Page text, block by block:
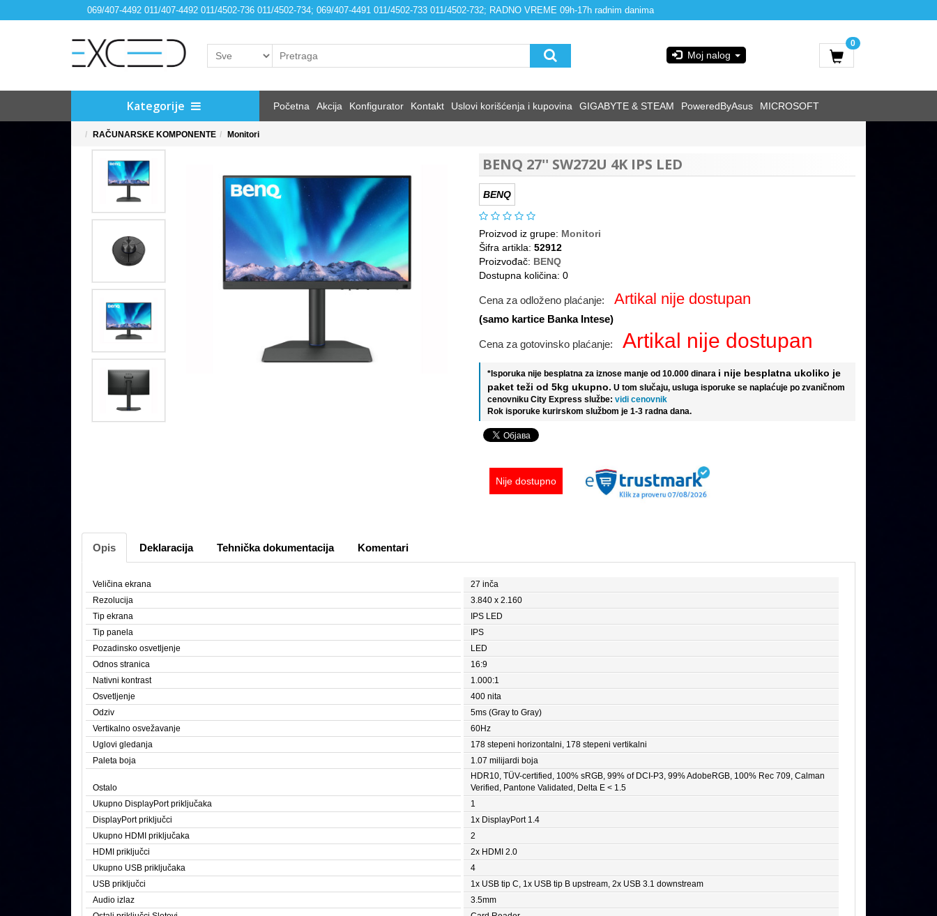
069/407-4492 011/407-4492 011/4502-736 011/4502-734; 069/407-4491 011/4502-733 011/4502-732; RADNO VREME 09h-17h radnim danima
Moj nalog
0
Kategorije Početna Akcija Konfigurator Kontakt Uslovi korišćenja i kupovina GIGABYTE & STEAM PoweredByAsus MICROSOFT
RAČUNARSKE KOMPONENTE Monitori
BENQ 27'' SW272U 4K IPS LED
BENQ
Proizvod iz grupe: Monitori
Šifra artikla: 52912
Proizvođač: BENQ
Dostupna količina: 0
Cena za odloženo plaćanje: Artikal nije dostupan
(samo kartice Banka Intese)
Cena za gotovinsko plaćanje: Artikal nije dostupan
*Isporuka nije besplatna za iznose manje od 10.000 dinara i nije besplatna ukoliko je
paket teži od 5kg ukupno. U tom slučaju, usluga isporuke se naplaćuje po zvaničnom
cenovniku City Express službe: vidi cenovnik
Rok isporuke kurirskom službom je 1-3 radna dana.
Nije dostupno
Opis Deklaracija Tehnička dokumentacija Komentari
Veličina ekrana
27 inča
Rezolucija
3.840 x 2.160
Tip ekrana
IPS LED
Tip panela
IPS
Pozadinsko osvetljenje
LED
Odnos stranica
16:9
Nativni kontrast
1.000:1
Osvetljenje
400 nita
Odziv
5ms (Gray to Gray)
Vertikalno osvežavanje
60Hz
Uglovi gledanja
178 stepeni horizontalni, 178 stepeni vertikalni
Paleta boja
1.07 milijardi boja
Ostalo
HDR10, TÜV-certified, 100% sRGB, 99% of DCI-P3, 99% AdobeRGB, 100% Rec 709, Calman
Verified, Pantone Validated, Delta E < 1.5
Ukupno DisplayPort priključaka
1
DisplayPort priključci
1x DisplayPort 1.4
Ukupno HDMI priključaka
2
HDMI priključci
2x HDMI 2.0
Ukupno USB priključaka
4
USB priključci
1x USB tip C, 1x USB tip B upstream, 2x USB 3.1 downstream
Audio izlaz
3.5mm